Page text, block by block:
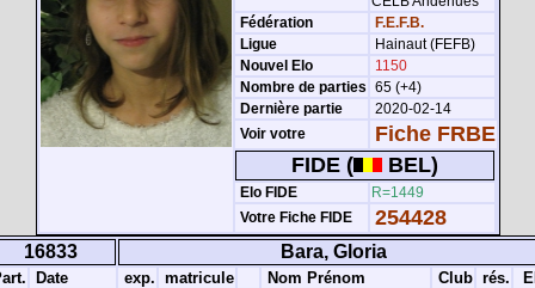
Fédération
F.E.F.B.
Ligue
Hainaut (FEFB)
Nouvel Elo
1150
Nombre de parties 65 (+4)
Dernière partie
2020-02-14
Voir votre
Fiche FRBE
FIDE (
BEL)
Elo FIDE
R=1449
Votre Fiche FIDE
254428
16833 Bara, Gloria
Date exp. matricule Nom Prénom Club rés.